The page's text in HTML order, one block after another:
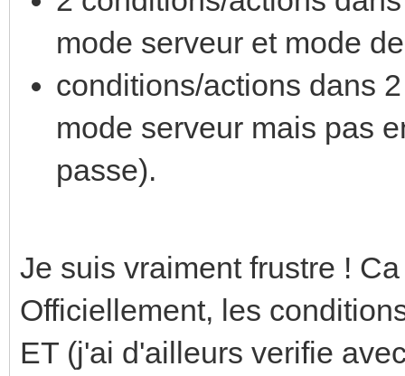
mode serveur et mode
conditions/actions dans
mode serveur mais pas
passe).
Je suis vraiment frustre !
Officiellement, les
ET (j'ai d'ailleurs verifie